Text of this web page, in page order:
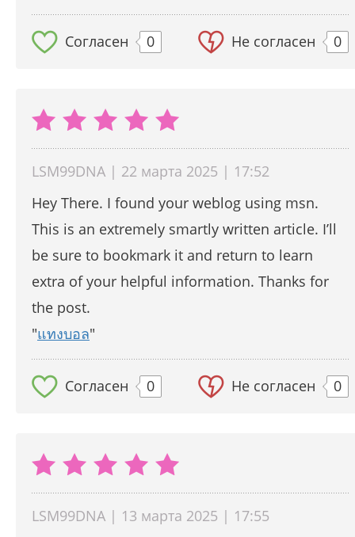
Согласен 0 Не согласен 0
LSM99DNA | 22 марта 2025 | 17:52
Hey There. I found your weblog using msn.
This is an extremely smartly written article. I’ll
be sure to bookmark it and return to learn
extra of your helpful information. Thanks for
the post.
"แทงบอล"
Согласен 0 Не согласен 0
LSM99DNA | 13 марта 2025 | 17:55